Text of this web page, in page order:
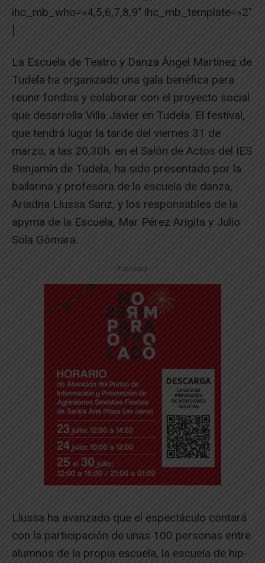
ihc_mb_who=»4,5,6,7,8,9″ ihc_mb_template=»2″
]
La Escuela de Teatro y Danza Ángel Martínez de
Tudela ha organizado una gala benéfica para
reunir fondos y colaborar con el proyecto social
que desarrolla Villa Javier en Tudela. El festival,
que tendrá lugar la tarde del viernes 31 de
marzo, a las 20,30h. en el Salón de Actos del IES
Benjamín de Tudela, ha sido presentado por la
bailarina y profesora de la escuela de danza,
Ariadna Llussa Sanz, y los responsables de la
apyma de la Escuela, Mar Pérez Arigita y Julio
Sola Gómara.
-- Publicidad --
Llussa ha avanzado que el espectáculo contará
con la participación de unas 100 personas entre
alumnos de la propia escuela, la escuela de hip-